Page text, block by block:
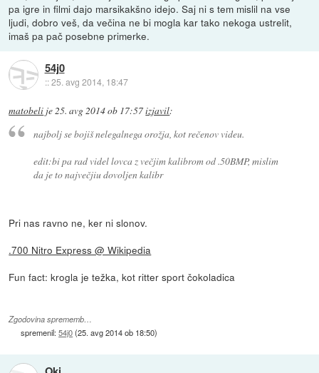
pa igre in filmi dajo marsikakšno idejo. Saj ni s tem mislil na vse
ljudi, dobro veš, da večina ne bi mogla kar tako nekoga ustrelit,
imaš pa pač posebne primerke.
54j0
::25. avg 2014, 18:47
matobeli je25. avg 2014 ob 17:57izjavil:
najbolj se bojiš nelegalnega orožja, kot rečenov videu.
edit:bi pa rad videl lovca z večjim kalibrom od .50BMP, mislim
da je to največjiu dovoljen kalibr
Pri nas ravno ne, ker ni slonov.
.700 Nitro Express @ Wikipedia
Fun fact: krogla je težka, kot ritter sport čokoladica
Zgodovina sprememb…
spremenil:54j0(25. avg 2014 ob 18:50)